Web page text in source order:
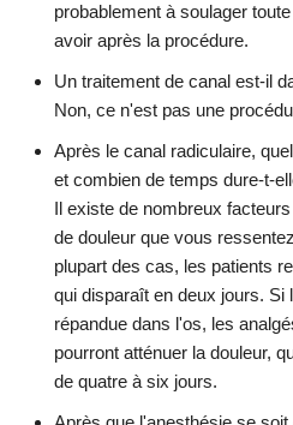
probablement à soulager
avoir après la procédure.
Un traitement de canal est-il
Non, ce n'est pas une
Après le canal radiculaire,
et combien de temps dure-t-
Il existe de nombreux
de douleur que vous
plupart des cas, les patients
qui disparaît en deux jours. Si
répandue dans l'os, les
pourront atténuer la douleur,
de quatre à six jours.